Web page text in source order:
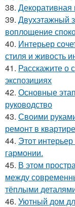
38. Декоративная
39. Двухэтажный
воплощение
40. Интерьер
стиля и живость
41. Расскажите о
экспозициях
42. Основные
руководство
43. Своими
ремонт в
44. Этот
гармонии.
45. В этом
между
тёплыми
46. Уютный дом